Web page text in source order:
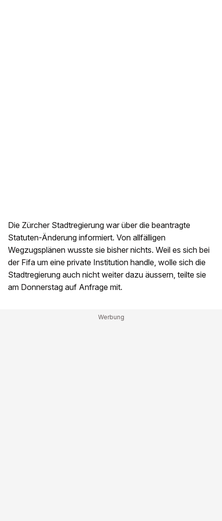
Die Zürcher Stadtregierung war über die beantragte
Statuten-Änderung informiert. Von allfälligen
Wegzugsplänen wusste sie bisher nichts. Weil es sich bei
der Fifa um eine private Institution handle, wolle sich die
Stadtregierung auch nicht weiter dazu äussern, teilte sie
am Donnerstag auf Anfrage mit.